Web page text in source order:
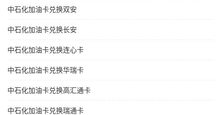
中石化加油卡兑换双安
中石化加油卡兑换长安
中石化加油卡兑换连心卡
中石化加油卡兑换华瑞卡
中石化加油卡兑换高汇通卡
中石化加油卡兑换瑞通卡